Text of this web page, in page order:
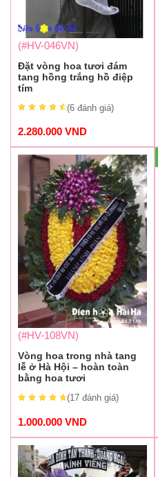
(#HV-046VN)
Đặt vòng hoa tươi đám
tang hồng trắng hồ điệp
tím
(6 đánh giá)
2.280.000 VND
(#HV-108VN)
Vòng hoa trong nhà tang
lễ ở Hà Hội – hoàn toàn
bằng hoa tươi
(17 đánh giá)
1.000.000 VND